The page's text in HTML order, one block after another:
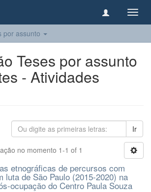
por assunto
Teses por assunto
- Atividades
Ir
no momento 1-1 of 1
etnográficas de percursos com
luta de São Paulo (2015-2020) na
ocupação do Centro Paula Souza